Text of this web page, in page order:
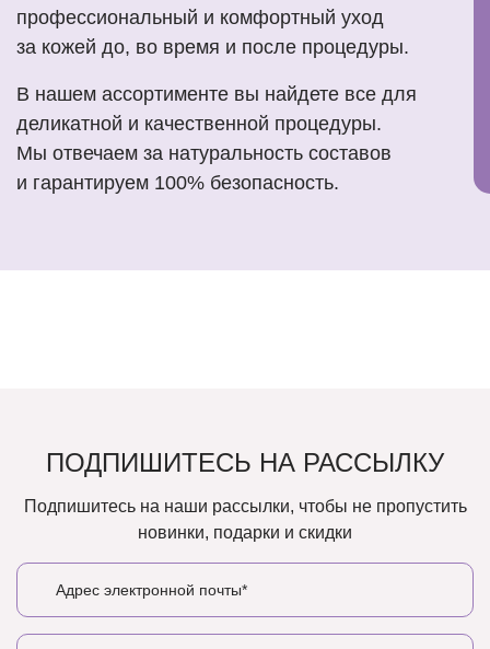
профессиональный и комфортный уход
за кожей до, во время и после процедуры.
В нашем ассортименте вы найдете все для
деликатной и качественной процедуры.
Мы отвечаем за натуральность составов
и гарантируем 100% безопасность.
ПОДПИШИТЕСЬ НА РАССЫЛКУ
Подпишитесь на наши рассылки, чтобы не пропустить
новинки, подарки и скидки